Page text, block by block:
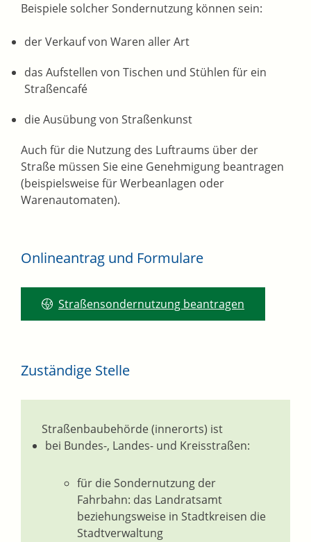
Beispiele solcher Sondernutzung können sein:
der Verkauf von Waren aller Art
das Aufstellen von Tischen und Stühlen für ein
Straßencafé
die Ausübung von Straßenkunst
Auch für die Nutzung des Luftraums über der
Straße müssen Sie eine Genehmigung beantragen
(beispielsweise für Werbeanlagen oder
Warenautomaten).
Onlineantrag und Formulare
Straßensondernutzung beantragen
Zuständige Stelle
Straßenbaubehörde (innerorts) ist
bei Bundes-, Landes- und Kreisstraßen:
für die Sondernutzung der
Fahrbahn: das Landratsamt
beziehungsweise in Stadtkreisen die
Stadtverwaltung